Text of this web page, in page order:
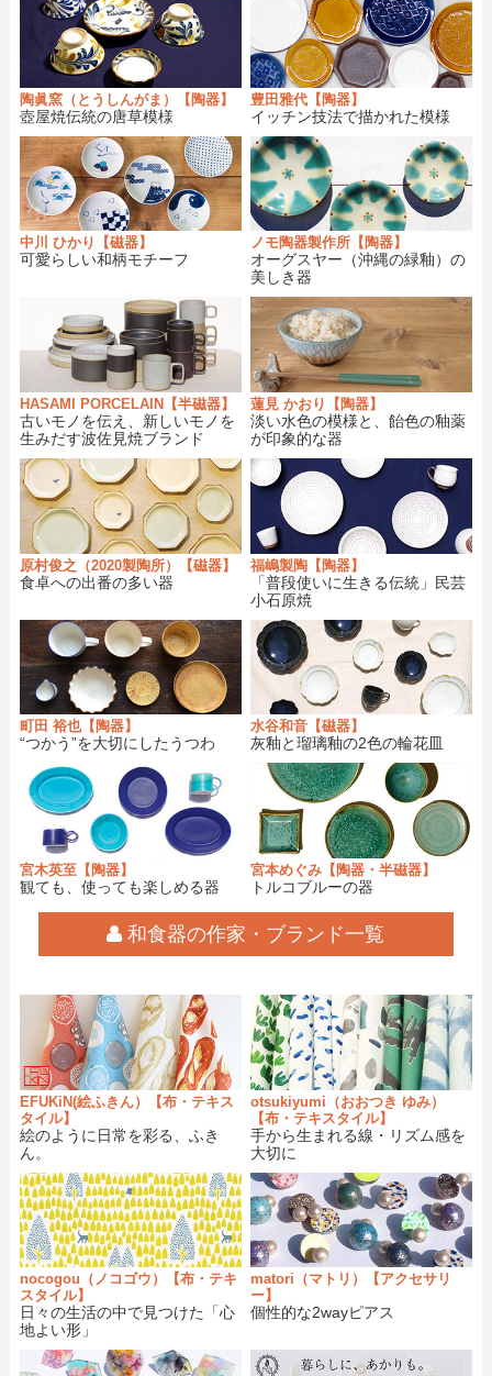
しました。
2018/09/24：
【和食器・陶器】やちむん與那城さん新商品
入荷しました。
2018/09/24：
【和食器・陶器】エドメ陶房さんの商品が再
入荷しました。
2018/09/23：
【和食器・陶器】ノモ陶器製作所
さんの商品
が再入荷しました。
2018/09/23：
【和食器・陶器】陶眞窯さんの商品が再入荷
しました。
2018/08/28：
【和食器・陶器】鈴木雄一郎（いにま陶房）
さんの商品が再入荷しました。
【和食器・陶器】かとう ようこ
再入荷しました。
2018/07/29：
【和食器・磁器】KANEAKI SAKAI POTTERY
さんの商品が再入荷しました。
2018/07/28：
【和食器・陶器】伊藤豊さんの商品が再入荷
しました。
2018/07/08：
【和食器・半磁器】ハサミポーセリン
商品が再入荷しました。
2018/07/07：
【和食器・陶器】黒木富雄窯（小鹿田焼）の
商品が新入荷しました。
2018/06/02：
【和食器・陶器】豊田雅代さんの商品が新入
荷しました。
2018/05/26：
【和食器・半磁器】後藤奈々さんの商品が新
2018/05/19：
【和食器・陶器】蓮見かおりさんの商品が再
入荷しました。
2018/05/13：
【和食器・陶器】古川真紀子さんの商品が再
入荷しました。
2018/05/12：
【和食器・磁器】KANEAKI SAKAI POTTERY
さんの商品が再入荷しました。
2018/05/01：
【和食器・磁器】宮木英至さんの商品が新入
荷しました。
2018/04/24：
【和食器・磁器】水谷和音 さんの商品が再入
荷しました。
2018/04/03：
【和食器・陶器】児玉修治 さんの商品が再入
2018/03/20：
【和食器・半磁器】ハサミポーセリン
ト）さんの商品が再入荷しました。
2018/03/09：
【休暇のお知らせ】3/10（土）～3/15（木）
まで休暇を取らせていただきます。休暇中の
ご注文者様にはお土産をプレゼント！
2018/03/08：
【和食器・磁器】原村俊之さんの商品が再入
2018/03/04：
【和食器・陶器】長浜由起子さんの商品が再
入荷しました。
2018/03/03：
【和食器・陶器】かとう ようこさんの商品が
再入荷しました。
2018/02/22：
【和食器・陶器】ノモ陶器製作所さんの商品
が再入荷しました。
2018/02/22：
【和食器・陶器】エドメ陶房
入荷しました。
2018/02/22：
しました。
陶眞窯（とうしんがま）【陶器】
壺屋焼伝統の唐草模様
豊田雅代【陶器】
イッチン技法で描かれた模様
中川 ひかり【磁器】
可愛らしい和柄モチーフ
ノモ陶器製作所【陶器】
オーグスヤー（沖縄の緑釉）の
美しき器
HASAMI PORCELAIN【半磁器】
古いモノを伝え、新しいモノを
生みだす波佐見焼ブランド
蓮見 かおり【陶器】
淡い水色の模様と、飴色の釉薬
が印象的な器
原村俊之（2020製陶所）【磁器】
食卓への出番の多い器
福嶋製陶【陶器】
「普段使いに生きる伝統」民芸
小石原焼
町田 裕也【陶器】
“つかう”を大切にしたうつわ
水谷和音【磁器】
灰釉と瑠璃釉の2色の輪花皿
宮木英至【陶器】
観ても、使っても楽しめる器
宮本めぐみ【陶器・半磁器】
トルコブルーの器
和食器の作家・ブランド一覧
EFUKiN(絵ふきん）【布・テキス
タイル】
絵のように日常を彩る、ふき
ん。
otsukiyumi（おおつき ゆみ）
【布・テキスタイル】
手から生まれる線・リズム感を
大切に
nocogou（ノコゴウ）【布・テキ
スタイル】
日々の生活の中で見つけた「心
地よい形」
matori（マトリ）【アクセサリ
ー】
個性的な2wayピアス